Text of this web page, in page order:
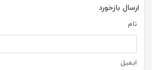
ارسال بازخورد
نام
ایمیل